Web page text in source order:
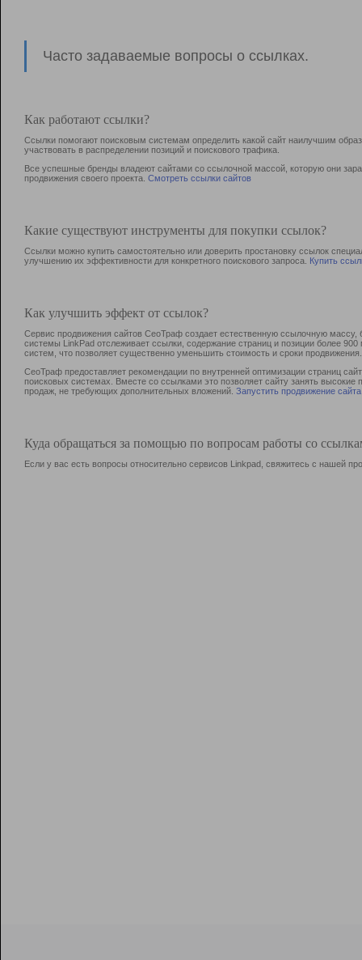
Часто задаваемые вопросы о ссылках.
Как работают ссылки?
Ссылки помогают поисковым системам определить какой сайт наилучшим
участвовать в раcпределении позиций и поискового трафика.
Все успешные бренды владеют сайтами со ссылочной массой, которую они
продвижения своего проекта. Смотреть ссылки сайтов
Какие существуют инструменты для покупки ссылок?
Ссылки можно купить самостоятельно или доверить простановку ссылок
улучшению их эффективности для конкретного поискового запроса. Купить
Как улучшить эффект от ссылок?
Сервис продвижения сайтов СеоТраф создает естественную ссылочную
системы LinkPad отслеживает ссылки, содержание страниц и позиции более
систем, что позволяет существенно уменьшить стоимость и сроки продвижения.
СеоТраф предоставляет рекомендации по внутренней оптимизации страниц
поисковых системах. Вместе со ссылками это позволяет сайту занять
продаж, не требующих дополнительных вложений. Запустить продвижение сайта
Куда обращаться за помощью по вопросам работы со
Если у вас есть вопросы относительно сервисов Linkpad, свяжитесь с нашей